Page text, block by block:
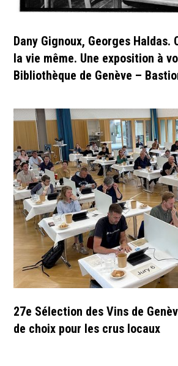
Dany Gignoux, Georges Haldas.
la vie même. Une exposition à
Bibliothèque de Genève –
27e Sélection des Vins de
de choix pour les crus locaux